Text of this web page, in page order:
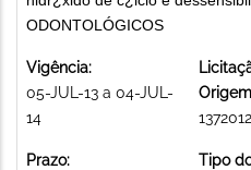
ODONTOLÓGICOS
Vigência:
05-JUL-13 a 04-JUL-
14
1372012
Prazo:
Tipo